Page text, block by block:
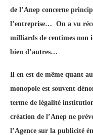
de l’Anep concerne
l’entreprise… On a vu
milliards de centimes non
bien d’autres…
Il en est de même quant
monopole est souvent
terme de légalité
création de l’Anep ne
l’Agence sur la publicité